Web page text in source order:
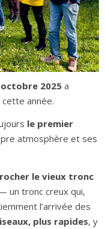
2025 a
cette année.
le premier
atmosphère et ses
le vieux tronc
un tronc creux qui,
l’arrivée des
plus rapides, y